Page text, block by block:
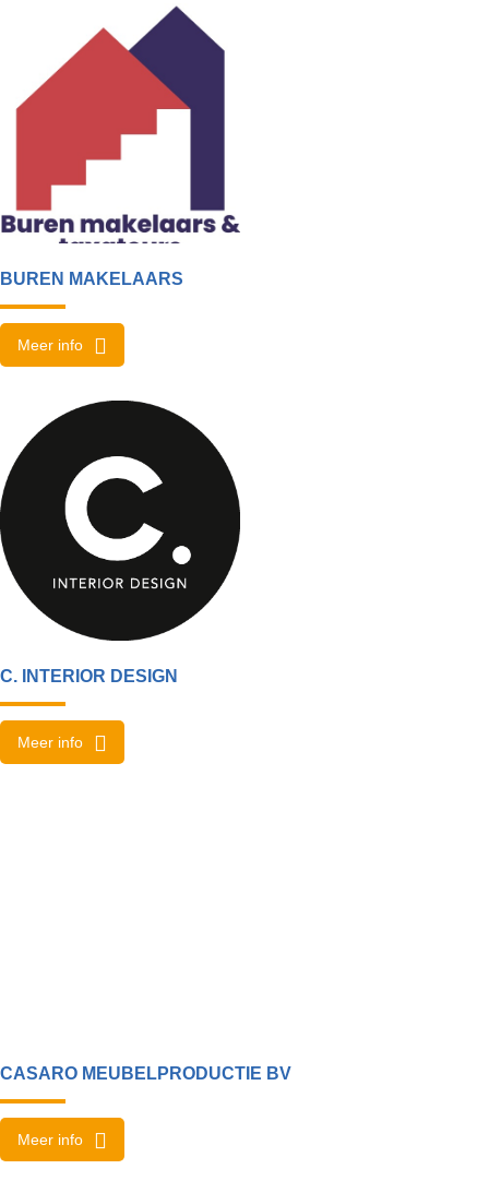
BUREN MAKELAARS
Meer info
C. INTERIOR DESIGN
Meer info
CASARO MEUBELPRODUCTIE BV
Meer info